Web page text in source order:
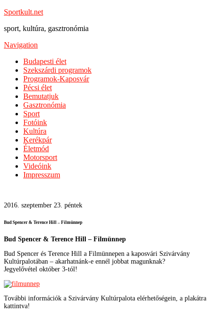
Sportkult.net
sport, kultúra, gasztronómia
Navigation
Budapesti élet
Szekszárdi programok
Programok-Kaposvár
Pécsi élet
Bemutatjuk
Gasztronómia
Sport
Fotóink
Kultúra
Kerékpár
Életmód
Motorsport
Videóink
Impresszum
2016. szeptember 23. péntek
Bud Spencer & Terence Hill – Filmünnep
Bud Spencer & Terence Hill – Filmünnep
Bud Spencer és Terence Hill a Filmünnepen a kaposvári Szivárvány
Kultúrpalotában – akarhatnánk-e ennél jobbat magunknak?
Jegyelővétel október 3-tól!
További információk a Szivárvány Kultúrpalota elérhetőségein, a plakátra
kattintva!